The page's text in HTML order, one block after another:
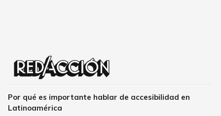
Por qué es importante hablar de accesibilidad en
Latinoamérica